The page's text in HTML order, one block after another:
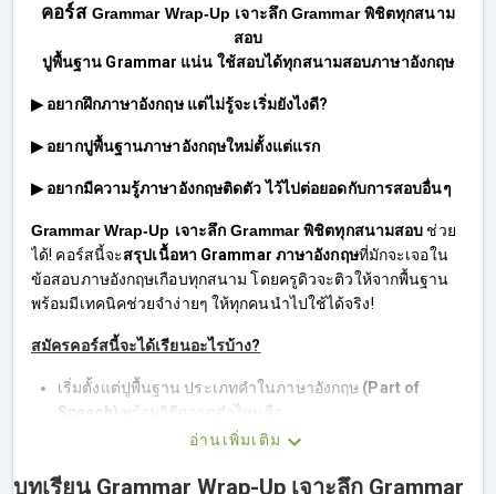
คอร์ส Grammar Wrap-Up เจาะลึก Grammar พิชิตทุกสนาม
สอบ
ปูพื้นฐาน Grammar แน่น ใช้สอบได้ทุกสนามสอบภาษาอังกฤษ
▶ อยากฝึกภาษาอังกฤษ แต่ไม่รู้จะเริ่มยังไงดี?
▶ อยากปูพื้นฐานภาษาอังกฤษใหม่ตั้งแต่แรก
▶ อยากมีความรู้ภาษาอังกฤษติดตัว ไว้ไปต่อยอดกับการสอบอื่นๆ
Grammar Wrap-Up เจาะลึก Grammar พิชิตทุกสนามสอบ ช่วย
ได้! คอร์สนี้จะสรุปเนื้อหา Grammar ภาษาอังกฤษที่มักจะเจอใน
ข้อสอบภาษอังกฤษเกือบทุกสนาม โดยครูดิวจะติวให้จากพื้นฐาน
พร้อมมีเทคนิคช่วยจำง่ายๆ ให้ทุกคนนำไปใช้ได้จริง!
สมัครคอร์สนี้จะได้เรียนอะไรบ้าง?
เริ่มตั้งแต่ปูพื้นฐาน ประเภทคำในภาษาอังกฤษ (Part of
Speech)
พร้อมวิธีการดูคำไหนคือ
Noun/Verb/Adjective/Adverb
ไปรู้จัก คำเชื่อม(Connectors) ในภาษาอังกฤษ ใช้ยังไง มี
อ่านเพิ่มเติม
บทเรียน Grammar Wrap-Up เจาะลึก Grammar